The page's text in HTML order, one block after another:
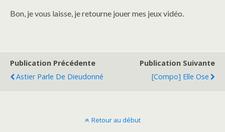
Bon, je vous laisse, je retourne jouer mes jeux vidéo.
Publication Précédente
Astier Parle De Dieudonné
Publication Suivante
[Compo] Elle Ose
Retour au début